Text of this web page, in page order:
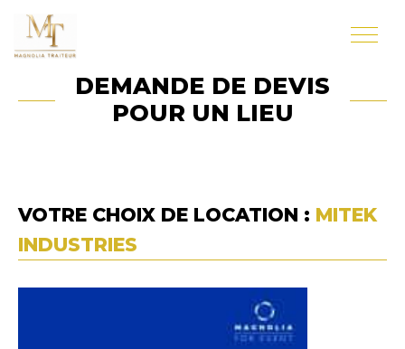
DEMANDE DE DEVIS
POUR UN LIEU
VOTRE CHOIX DE LOCATION : MITEK
INDUSTRIES